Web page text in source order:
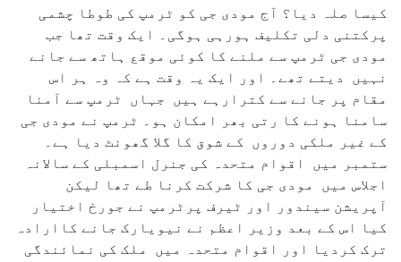
کیسا صلہ دیا؟ آج مودی جی کو ٹرمپ کی طوطا چشمی
پرکتنی دلی تکلیف ہورہی ہوگی۔ ایک وقت تھا جب
مودی جی ٹرمپ سے ملنے کا کوئی موقع ہاتھ سے جانے
نہیں دیتے تھے۔ اور ایک یہ وقت ہے کہ وہ ہر اس
مقام پر جانے سے کترارہے ہیں جہاں ٹرمپ سے آمنا
سامنا ہونے کا رتی بھر امکان ہو۔ ٹرمپ نے مودی جی
کے غیر ملکی دوروں کے شوق کا گلا گھونٹ دیا ہے۔
ستمبر میں اقوام متحدہ کی جنرل اسمبلی کے سالانہ
اجلاس میں مودی جی کا شرکت کرنا طے تھا لیکن
آپریشن سیندور اور ٹیرف پرٹرمپ نے جورخ اختیار
کیا اس کے بعد وزیر اعظم نے نیویارک جانے کاارادہ
ترک کردیا اور اقوام متحدہ میں ملک کی نمائندگی